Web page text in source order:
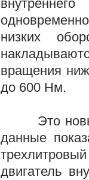
низких
вращения
до 600 Нм.
Это новые
данные
двигатель